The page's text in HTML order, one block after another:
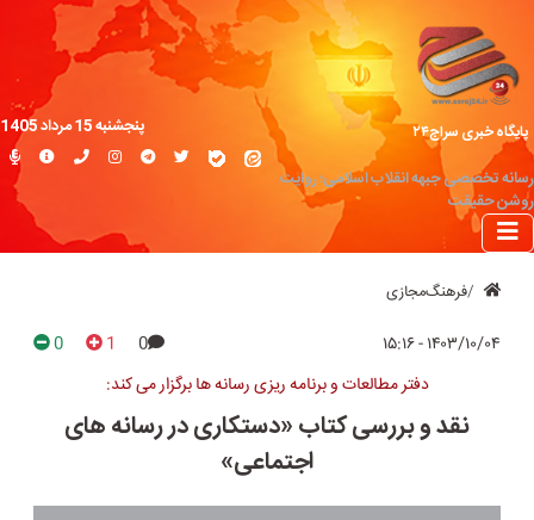
پایگاه خبری سراج۲۴
رسانه تخصصی جبهه انقلاب اسلامی؛ روایت
روشن حقیقت
پنجشنبه 15 مرداد 1405
فرهنگ‌مجازی
۱۴۰۳/۱۰/۰۴ - ۱۵:۱۶ 0
1
0
دفتر مطالعات و برنامه ریزی رسانه ها برگزار می کند:
نقد و بررسی کتاب «دستکاری در رسانه های
اجتماعی»